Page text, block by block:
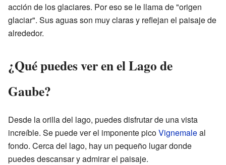
acción de los glaciares. Por eso se le llama de "origen
glaciar". Sus aguas son muy claras y reflejan el paisaje de
alrededor.
¿Qué puedes ver en el Lago de
Gaube?
Desde la orilla del lago, puedes disfrutar de una vista
increíble. Se puede ver el imponente picoVignemaleal
fondo. Cerca del lago, hay un pequeño lugar donde
puedes descansar y admirar el paisaje.